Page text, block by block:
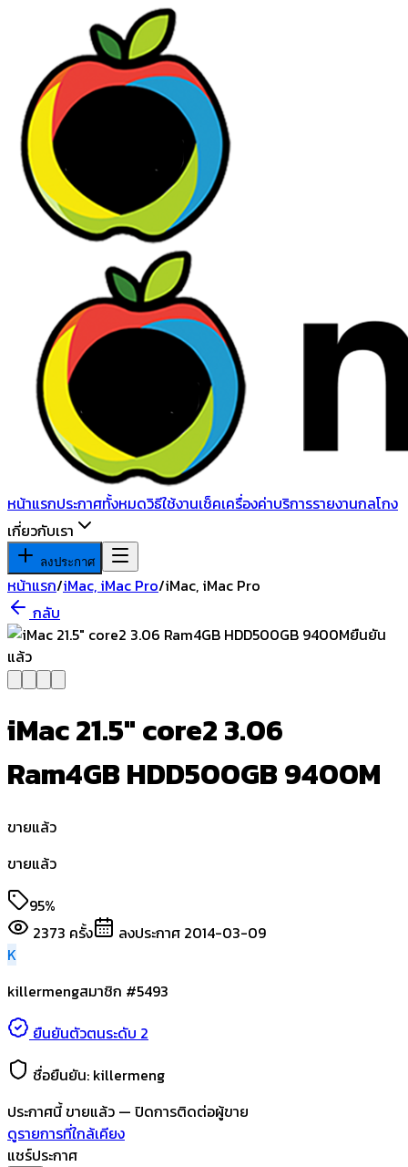
หน้าแรกประกาศทั้งหมดวิธีใช้งานเช็คเครื่องค่าบริการรายงานกลโกง
เกี่ยวกับเรา
ลงประกาศ
หน้าแรก/iMac, iMac Pro/iMac, iMac Pro
กลับ
ยืนยัน
แล้ว
iMac 21.5" core2 3.06
Ram4GB HDD500GB 9400M
ขายแล้ว
ขายแล้ว
95%
2373 ครั้ง ลงประกาศ 2014-03-09
K
killermengสมาชิก #5493
ยืนยันตัวตนระดับ 2
ชื่อยืนยัน: killermeng
ประกาศนี้ขายแล้ว — ปิดการติดต่อผู้ขาย
ดูรายการที่ใกล้เคียง
แชร์ประกาศ